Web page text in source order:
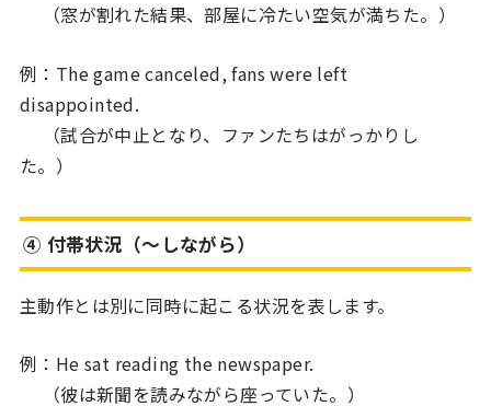
（窓が割れた結果、部屋に冷たい空気が満ちた。）
例：The game canceled, fans were left
disappointed.
（試合が中止となり、ファンたちはがっかりし
た。）
④ 付帯状況（〜しながら）
主動作とは別に同時に起こる状況を表します。
例：He sat reading the newspaper.
（彼は新聞を読みながら座っていた。）